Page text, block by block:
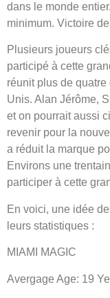
dans le monde
minimum. Victoire
Plusieurs joueurs
participé à cette
réunit plus de
Unis. Alan Jérôme,
et on pourrait aussi
revenir pour la
a réduit la marque
Environs une
participer à cette
En voici, une idée
leurs statistiques :
MIAMI MAGIC
Avergage Age: 19